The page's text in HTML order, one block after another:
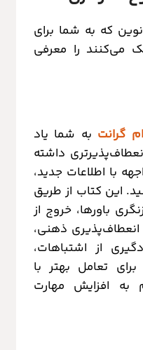
که به شما برای
می‌کنند را معرفی
گرانت به شما یاد
داشته
با اطلاعات جدید،
این کتاب از طریق
باورها، خروج از
ذهنی،
از اشتباهات،
تعامل بهتر با
به افزایش مهارت